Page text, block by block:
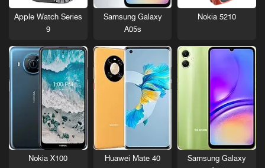
Nokia 5210
Samsung Galaxy
A05s
Apple Watch Series
9
Samsung Galaxy
Huawei Mate 40
Nokia X100